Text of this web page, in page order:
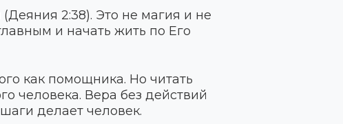
(Деяния 2:38). Это не магия и не
и начать жить по Его
как помощника. Но читать
человека. Вера без действий
делает человек.